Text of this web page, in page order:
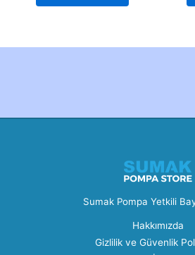
Sumak Pompa Yetkili Bayi
Hakkımızda
Gizlilik ve Güvenlik